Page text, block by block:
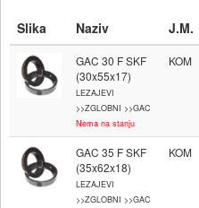
Slika Naziv J.M.
GAC 30 F SKF
(30x55x17)
LEZAJEVI
>>ZGLOBNI >>GAC
Nema na stanju
KOM
GAC 35 F SKF
(35x62x18)
LEZAJEVI
>>ZGLOBNI >>GAC
KOM